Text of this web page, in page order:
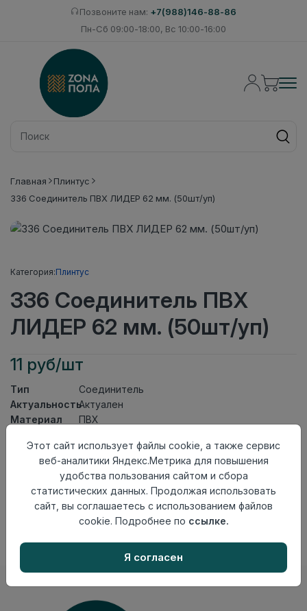
Позвоните нам: +7(988)146-88-86
Пн-Сб 09:00-18:00, Вс 10:00-16:00
Главная
Плинтус
336 Соединитель ПВХ ЛИДЕР 62 мм. (50шт/уп)
Категория:Плинтус
336 Соединитель ПВХ
ЛИДЕР 62 мм. (50шт/уп)
11 руб/шт
Тип
Соединитель
АктуальностьАктуален
Материал
ПВХ
Осталось67 шт
Добавить в корзину
Внимание! Внешний вид товара может отличаться от
представленного на настоящем сайте. Проверяйте
наличие необходимых характеристик и комплектации
Этот сайт использует файлы cookie, а также сервис
веб-аналитики Яндекс.Метрика для повышения
удобства пользования сайтом и сбора
статистических данных. Продолжая использовать
сайт, вы соглашаетесь с использованием файлов
cookie. Подробнее по ссылке.
Я согласен